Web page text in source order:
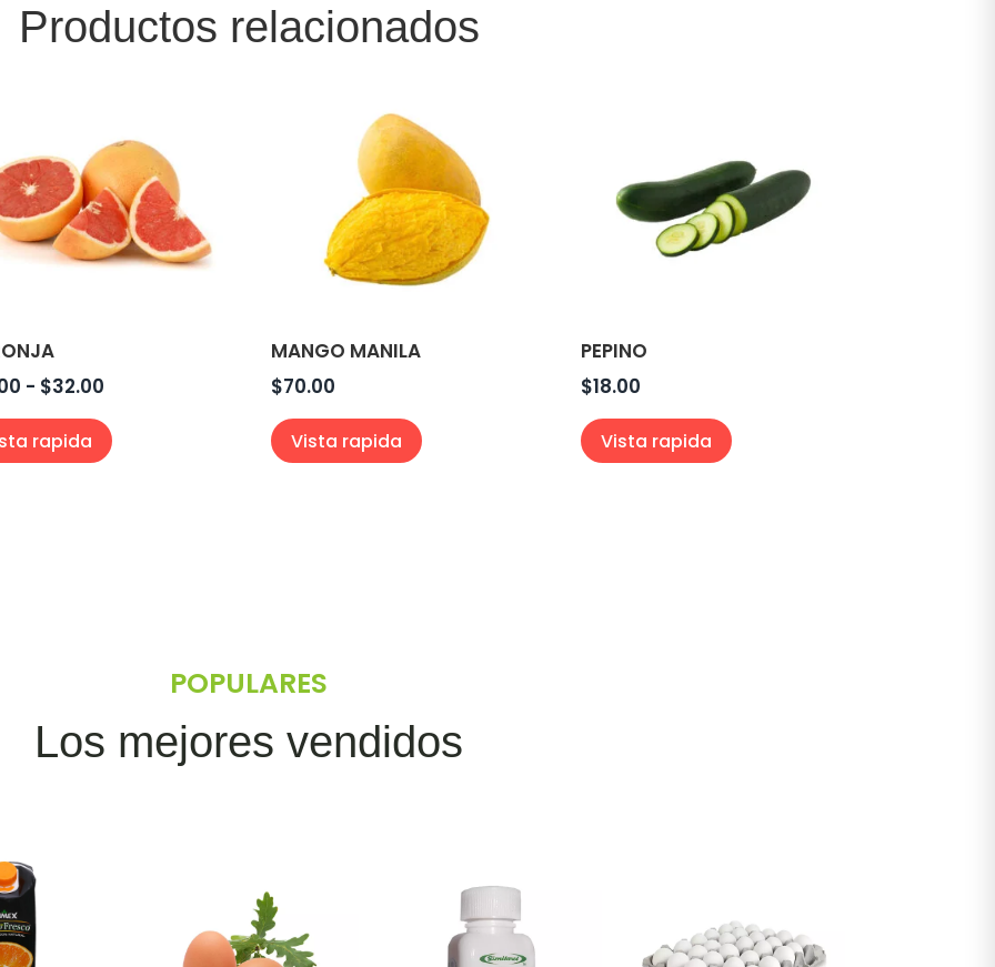
Productos relacionados
- $32.00
precios:
rapida
MANGO MANILA
$70.00
Vista rapida
PEPINO
$18.00
Vista rapida
POPULARES
Los mejores vendidos